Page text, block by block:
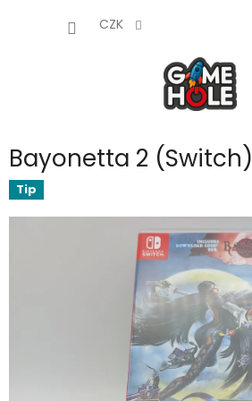
CZK
Bayonetta 2 (Switch)
Tip